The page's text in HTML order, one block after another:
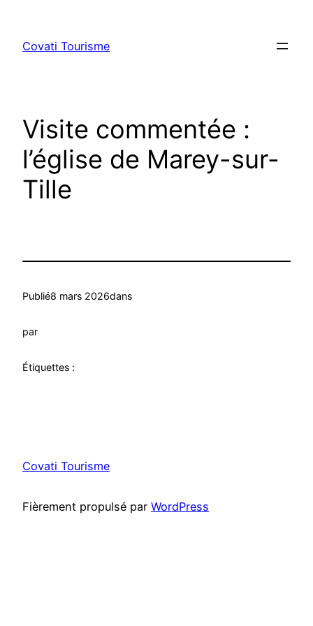
contenu
Covati Tourisme
Visite commentée :
l’église de Marey-sur-
Tille
Publié8 mars 2026dans
par
Étiquettes :
Covati Tourisme
Fièrement propulsé par WordPress